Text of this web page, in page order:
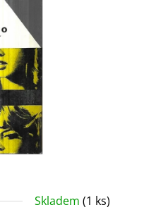
Skladem (1 ks)